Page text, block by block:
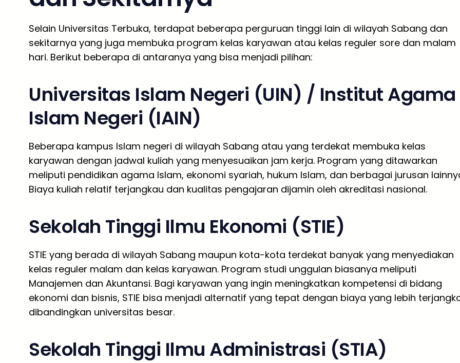
Selain Universitas Terbuka, terdapat beberapa perguruan tinggi lain di wilayah Sabang dan
sekitarnya yang juga membuka program kelas karyawan atau kelas reguler sore dan malam
hari. Berikut beberapa di antaranya yang bisa menjadi pilihan:
Universitas Islam Negeri (UIN) / Institut Agama
Islam Negeri (IAIN)
Beberapa kampus Islam negeri di wilayah Sabang atau yang terdekat membuka kelas
karyawan dengan jadwal kuliah yang menyesuaikan jam kerja. Program yang ditawarkan
meliputi pendidikan agama Islam, ekonomi syariah, hukum Islam, dan berbagai jurusan
Biaya kuliah relatif terjangkau dan kualitas pengajaran dijamin oleh akreditasi nasional.
Sekolah Tinggi Ilmu Ekonomi (STIE)
STIE yang berada di wilayah Sabang maupun kota-kota terdekat banyak yang menyediakan
kelas reguler malam dan kelas karyawan. Program studi unggulan biasanya meliputi
Manajemen dan Akuntansi. Bagi karyawan yang ingin meningkatkan kompetensi di bidang
ekonomi dan bisnis, STIE bisa menjadi alternatif yang tepat dengan biaya yang lebih
dibandingkan universitas besar.
Sekolah Tinggi Ilmu Administrasi (STIA)